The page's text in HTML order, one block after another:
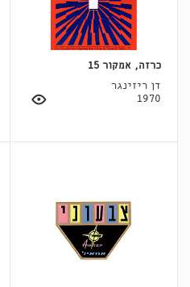
כרזה, אמקור 15
דן ריזינגר
1970